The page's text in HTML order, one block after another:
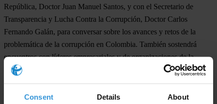
Consent Details About
República, Doctor Juan Manuel Santos, y con el Secretario de
Transparencia y Lucha Contra la Corrupción, Doctor Carlos
Fernando Galán, para conversar sobre los avances y retos de la
problemática de la corrupción en Colombia. También sostendrá
encuentros con líderes empresariales y de organizaciones de la
sociedad civil.
For any press enquiries please contact